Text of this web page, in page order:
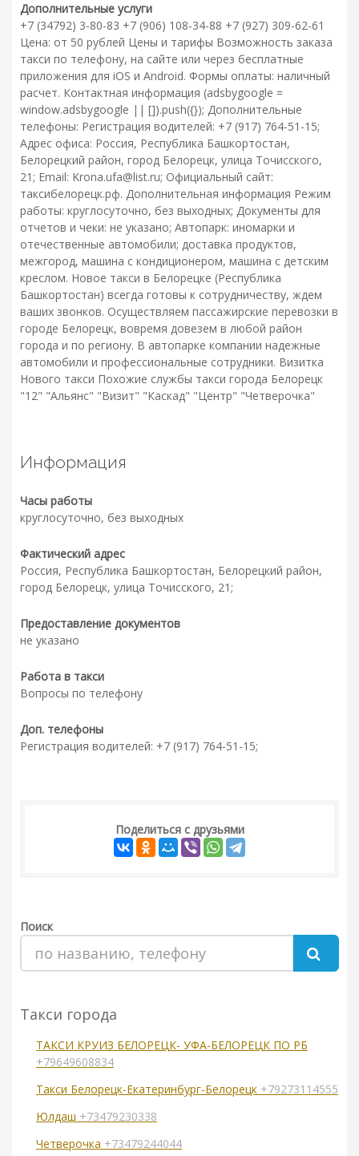
Дополнительные услуги
+7 (34792) 3-80-83 +7 (906) 108-34-88 +7 (927) 309-62-61
Цена: от 50 рублей Цены и тарифы Возможность заказа
такси по телефону, на сайте или через бесплатные
приложения для iOS и Android. Формы оплаты: наличный
расчет. Контактная информация (adsbygoogle =
window.adsbygoogle || []).push({}); Дополнительные
телефоны: Регистрация водителей: +7 (917) 764-51-15;
Адрес офиса: Россия, Республика Башкортостан,
Белорецкий район, город Белорецк, улица Точисского,
21; Email: Krona.ufa@list.ru; Официальный сайт:
таксибелорецк.рф. Дополнительная информация Режим
работы: круглосуточно, без выходных; Документы для
отчетов и чеки: не указано; Автопарк: иномарки и
отечественные автомобили; доставка продуктов,
межгород, машина с кондиционером, машина с детским
креслом. Новое такси в Белорецке (Республика
Башкортостан) всегда готовы к сотрудничеству, ждем
ваших звонков. Осуществляем пассажирские перевозки в
городе Белорецк, вовремя довезем в любой район
города и по региону. В автопарке компании надежные
автомобили и профессиональные сотрудники. Визитка
Нового такси Похожие службы такси города Белорецк
"12" "Альянс" "Визит" "Каскад" "Центр" "Четверочка"
Информация
Часы работы
круглосуточно, без выходных
Фактический адрес
Россия, Республика Башкортостан, Белорецкий район,
город Белорецк, улица Точисского, 21;
Предоставление документов
не указано
Работа в такси
Вопросы по телефону
Доп. телефоны
Регистрация водителей: +7 (917) 764-51-15;
Поделиться с друзьями
Поиск
Такси города
ТАКСИ КРУИЗ БЕЛОРЕЦК- УФА-БЕЛОРЕЦК ПО РБ
+79649608834
Такси Белорецк-Екатеринбург-Белорецк +79273114555
Юлдаш +73479230338
Четверочка +73479244044